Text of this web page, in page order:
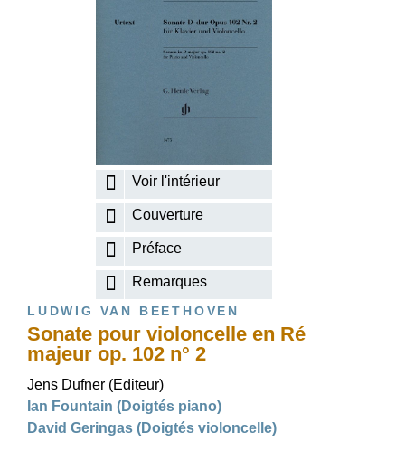
Voir l'intérieur
Couverture
Préface
Remarques
LUDWIG VAN BEETHOVEN
Sonate pour violoncelle en Ré
majeur op. 102 n° 2
Jens Dufner (Editeur)
Ian Fountain (Doigtés piano)
David Geringas (Doigtés violoncelle)